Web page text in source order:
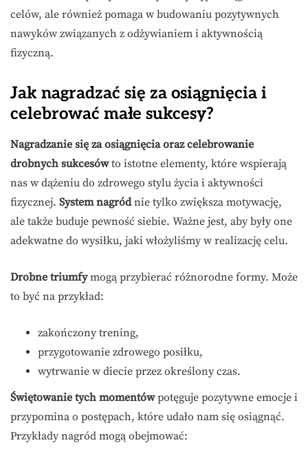
celów, ale również pomaga w budowaniu pozytywnych
nawyków związanych z odżywianiem i aktywnością
fizyczną.
Jak nagradzać się za osiągnięcia i
celebrować małe sukcesy?
Nagradzanie się za osiągnięcia oraz celebrowanie
drobnych sukcesówto istotne elementy, które wspierają
nas w dążeniu do zdrowego stylu życia i aktywności
fizycznej. System nagródnie tylko zwiększa motywację,
ale także buduje pewność siebie. Ważne jest, aby były one
adekwatne do wysiłku, jaki włożyliśmy w realizację celu.
Drobne triumfymogą przybierać różnorodne formy. Może
to być na przykład:
zakończony trening,
przygotowanie zdrowego posiłku,
wytrwanie w diecie przez określony czas.
Świętowanie tych momentówpotęguje pozytywne emocje i
przypomina o postępach, które udało nam się osiągnąć.
Przykłady nagród mogą obejmować: